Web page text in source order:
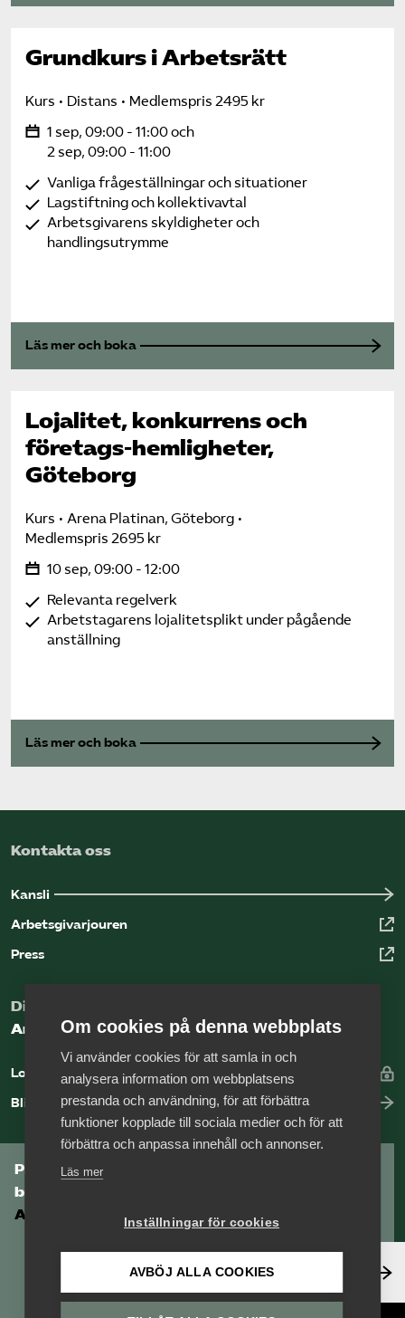
Grundkurs i Arbetsrätt
Kurs Distans
Medlemspris 2495 kr
1 sep, 09:00 - 11:00 och
2 sep, 09:00 - 11:00
Vanliga frågeställningar och situationer
Lagstiftning och kollektivavtal
Arbetsgivarens skyldigheter och
handlingsutrymme
Läs mer och boka
Lojalitet, konkurrens och
företags-hemligheter,
Göteborg
Kurs
Arena Platinan, Göteborg
Medlemspris 2695 kr
10 sep, 09:00 - 12:00
Relevanta regelverk
Arbetstagarens lojalitetsplikt under pågående
anställning
Läs mer och boka
Kontakta oss
Kansli
Arbetsgivarjouren
Press
Digital kunskapsbank för arbetsgivare
Arbetsgivarguiden
Logga in
Bli medlem
Prenumerera på Tågföretagens
branschnyhetsbrev
Aktuell info direkt i din inkorg.
Anmäl dig här
Om cookies på denna webbplats
Vi använder cookies för att samla in och
analysera information om webbplatsens
prestanda och användning, för att förbättra
funktioner kopplade till sociala medier och för att
förbättra och anpassa innehåll och annonser.
Läs mer
Inställningar för cookies
AVBÖJ ALLA COOKIES